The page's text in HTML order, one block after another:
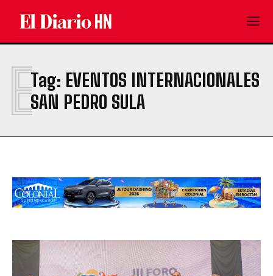
Tag: EVENTOS INTERNACIONALES
SAN PEDRO SULA
E